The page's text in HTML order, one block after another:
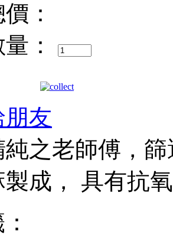
：
：
友
之老師傅，
成， 具有抗